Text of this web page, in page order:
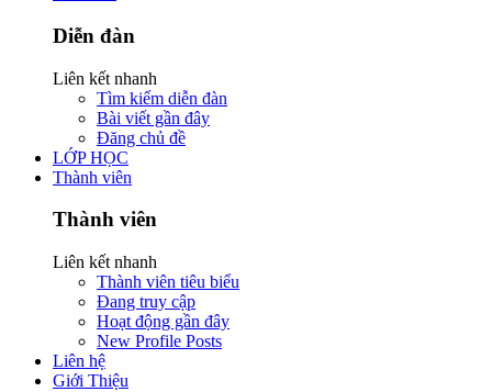
Diễn đàn
Liên kết nhanh
Tìm kiếm diễn đàn
Bài viết gần đây
Đăng chủ đề
LỚP HỌC
Thành viên
Thành viên
Liên kết nhanh
Thành viên tiêu biểu
Đang truy cập
Hoạt động gần đây
New Profile Posts
Liên hệ
Giới Thiệu